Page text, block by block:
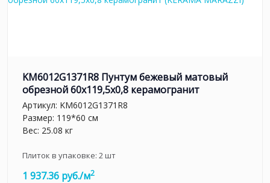
KM6012G1371R8 Пунтум бежевый матовый
обрезной 60x119,5x0,8 керамогранит
Артикул: KM6012G1371R8
Размер: 119*60 см
Вес: 25.08 кг
Плиток в упаковке: 2шт
1 937.36 руб./м2